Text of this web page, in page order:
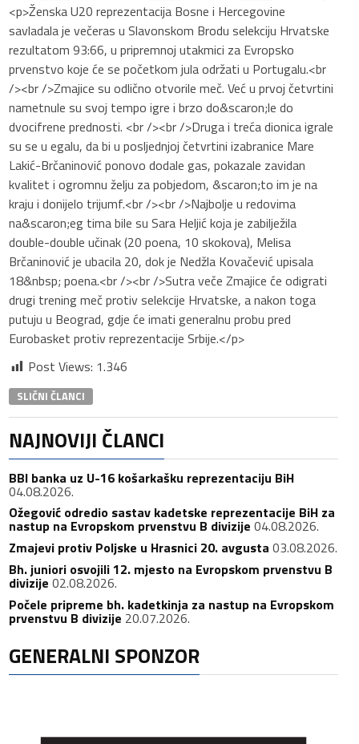
<p>Ženska U20 reprezentacija Bosne i Hercegovine
savladala je večeras u Slavonskom Brodu selekciju Hrvatske
rezultatom 93:66, u pripremnoj utakmici za Evropsko
prvenstvo koje će se početkom jula održati u Portugalu.<br
/><br />Zmajice su odlično otvorile meč. Već u prvoj četvrtini
nametnule su svoj tempo igre i brzo do&scaron;le do
dvocifrene prednosti. <br /><br />Druga i treća dionica igrale
su se u egalu, da bi u posljednjoj četvrtini izabranice Mare
Lakić-Brčaninović ponovo dodale gas, pokazale zavidan
kvalitet i ogromnu želju za pobjedom, &scaron;to im je na
kraju i donijelo trijumf.<br /><br />Najbolje u redovima
na&scaron;eg tima bile su Sara Heljić koja je zabilježila
double-double učinak (20 poena, 10 skokova), Melisa
Brčaninović je ubacila 20, dok je Nedžla Kovačević upisala
18&nbsp; poena.<br /><br />Sutra veče Zmajice će odigrati
drugi trening meč protiv selekcije Hrvatske, a nakon toga
putuju u Beograd, gdje će imati generalnu probu pred
Eurobasket protiv reprezentacije Srbije.</p>
Post Views: 1.346
SLIČNI ČLANCI
NAJNOVIJI ČLANCI
BBI banka uz U-16 košarkašku reprezentaciju BiH
04.08.2026.
Ožegović odredio sastav kadetske reprezentacije BiH za
nastup na Evropskom prvenstvu B divizije 04.08.2026.
Zmajevi protiv Poljske u Hrasnici 20. avgusta 03.08.2026.
Bh. juniori osvojili 12. mjesto na Evropskom prvenstvu B
divizije 02.08.2026.
Počele pripreme bh. kadetkinja za nastup na Evropskom
prvenstvu B divizije 20.07.2026.
GENERALNI SPONZOR